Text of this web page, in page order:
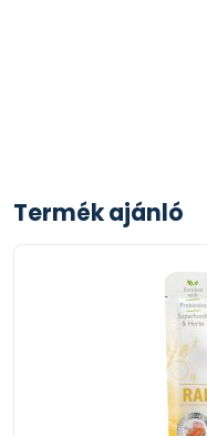
Termék ajánló